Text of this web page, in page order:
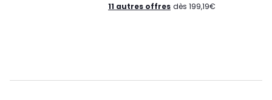
11 autres offres dès 199,19€